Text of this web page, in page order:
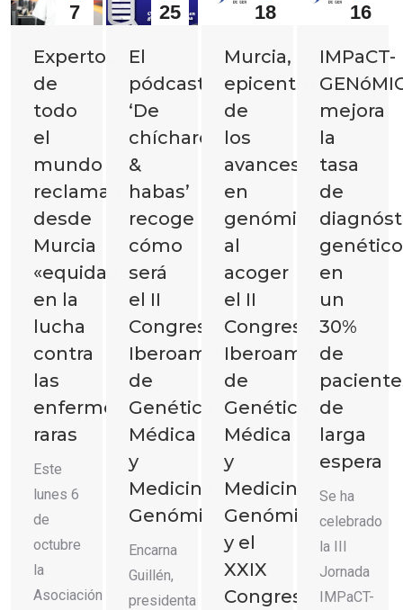
7
Expertos
de
todo
el
mundo
reclaman
desde
Murcia
«equidad»
en la
lucha
contra
las
enfermedades
raras
Este
lunes 6
de
octubre
la
Asociación
25
El
pódcast
‘De
chícharos
&
habas’
recoge
cómo
será
el II
Congreso
Iberoamericano
de
Genética
Médica
y
Medicina
Genómica
Encarna
Guillén,
presidenta
18
Murcia,
epicentro
de
los
avances
en
genómica
al
acoger
el II
Congreso
Iberoamericano
de
Genética
Médica
y
Medicina
Genómica
y el
XXIX
Congreso
16
IMPaCT-
mejora
la
tasa
de
genético
en
un
30%
de
de
larga
espera
Se ha
celebrado
la III
Jornada
IMPaCT-